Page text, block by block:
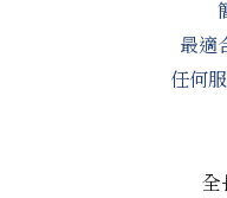
最適
任何
全